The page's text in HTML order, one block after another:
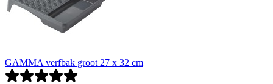
GAMMA verfbak groot 27 x 32 cm